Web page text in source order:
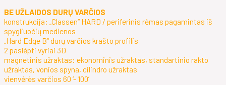
BE UŽLAIDOS DURŲ VARČIOS
konstrukcija: „Classen“ HARD / periferinis rėmas pagamintas iš
spygliuočių medienos
„Hard Edge B“ durų varčios krašto profilis
2 paslėpti vyriai 3D
magnetinis užraktas: ekonominis užraktas, standartinio rakto
užraktas, vonios spyna, cilindro užraktas
vienvėrės varčios 60 ‘- 100’